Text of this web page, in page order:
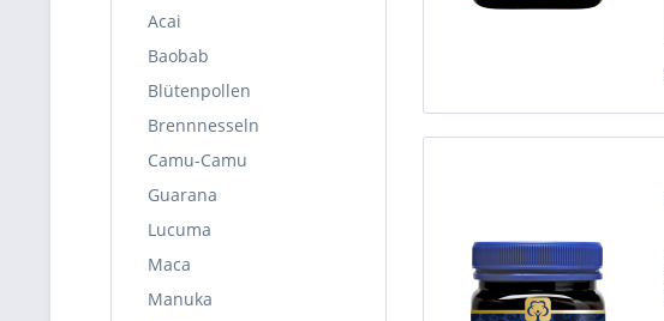
Acai
Baobab
Blütenpollen
Brennnesseln
Camu-Camu
Guarana
Lucuma
Maca
Manuka